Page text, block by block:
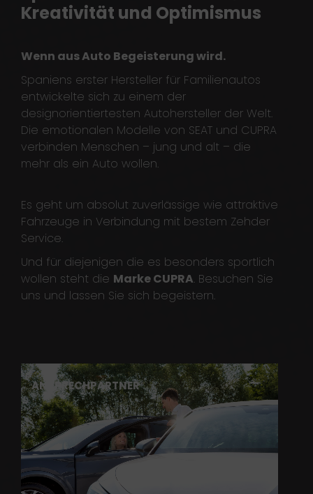
Kreativität und Optimismus
Wenn aus Auto Begeisterung wird.
Spaniens erster Hersteller für Familienautos
entwickelte sich zu einem der
designorientiertesten Autohersteller der Welt.
Die emotionalen Modelle von SEAT und CUPRA
verbinden Menschen – jung und alt – die
mehr als ein Auto wollen.
Es geht um absolut zuverlässige wie attraktive
Fahrzeuge in Verbindung mit bestem Zehder
Service.
Und für diejenigen die es besonders sportlich
wollen steht die Marke CUPRA. Besuchen Sie
uns und lassen Sie sich begeistern.
ANSPRECHPARTNER